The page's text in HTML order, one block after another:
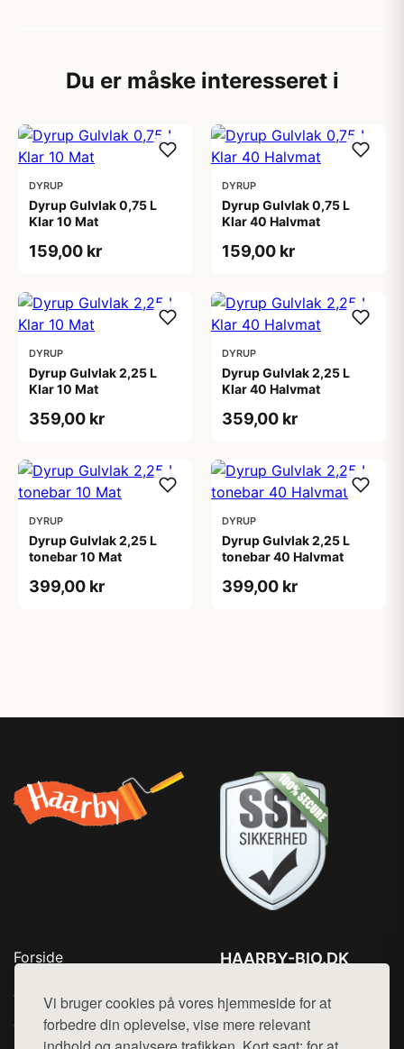
Vi bruger cookies på vores hjemmeside for at
forbedre din oplevelse, vise mere relevant
Du er måske interesseret i
DYRUP
Dyrup Gulvlak 0,75 L
Klar 10 Mat
159,00 kr
DYRUP
Dyrup Gulvlak 0,75 L
Klar 40 Halvmat
159,00 kr
DYRUP
Dyrup Gulvlak 2,25 L
Klar 10 Mat
359,00 kr
DYRUP
Dyrup Gulvlak 2,25 L
Klar 40 Halvmat
359,00 kr
DYRUP
Dyrup Gulvlak 2,25 L
tonebar 10 Mat
399,00 kr
DYRUP
Dyrup Gulvlak 2,25 L
tonebar 40 Halvmat
399,00 kr
Forside
Top Rabatter
Jotun maling
Kontakt
HAARBY-BIO.DK
Mail: hej@want.dk